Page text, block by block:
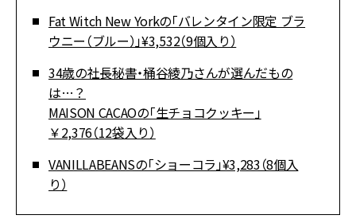
Fat Witch New Yorkの「バレンタイン限定 ブラ
ウニー（ブルー）」¥3,532（9個入り）
34歳の社長秘書・桶谷綾乃さんが選んだもの
は…？
MAISON CACAOの「生チョコクッキー」
￥2,376（12袋入り）
VANILLABEANSの「ショーコラ」¥3,283（8個入
り）